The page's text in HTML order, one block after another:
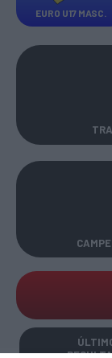
EURO U17 MASC.